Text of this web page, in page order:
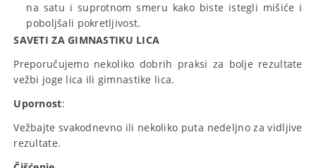
na satu i suprotnom smeru kako biste istegli mišiće i
poboljšali pokretljivost.
SAVETI ZA GIMNASTIKU LICA
Preporučujemo nekoliko dobrih praksi za bolje rezultate
vežbi joge lica ili gimnastike lica.
Upornost:
Vežbajte svakodnevno ili nekoliko puta nedeljno za vidljive
rezultate.